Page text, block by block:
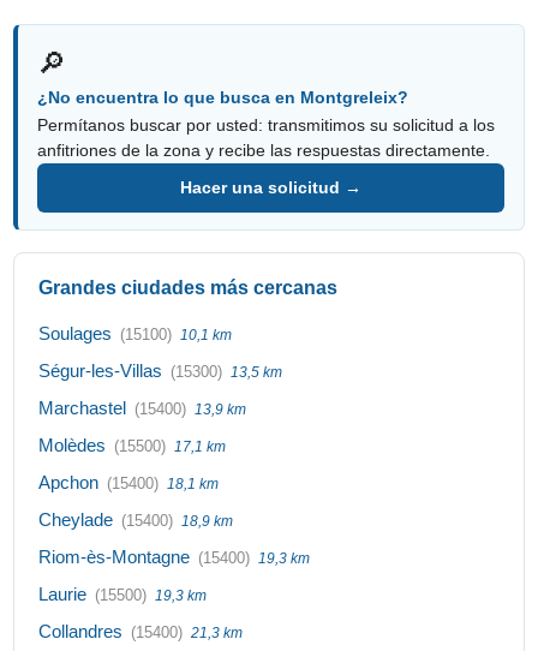
🔎
¿No encuentra lo que busca en Montgreleix?
Permítanos buscar por usted: transmitimos su solicitud a los
anfitriones de la zona y recibe las respuestas directamente.
Hacer una solicitud →
Grandes ciudades más cercanas
Soulages (15100) 10,1 km
Ségur-les-Villas (15300) 13,5 km
Marchastel (15400) 13,9 km
Molèdes (15500) 17,1 km
Apchon (15400) 18,1 km
Cheylade (15400) 18,9 km
Riom-ès-Montagne (15400) 19,3 km
Laurie (15500) 19,3 km
Collandres (15400) 21,3 km